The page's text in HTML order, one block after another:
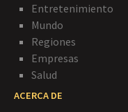
Entretenimiento
Mundo
Regiones
Empresas
Salud
ACERCA DE